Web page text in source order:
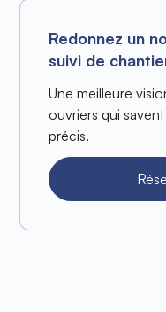
Redonnez un
suivi de
Une meilleure
ouvriers qui
précis.